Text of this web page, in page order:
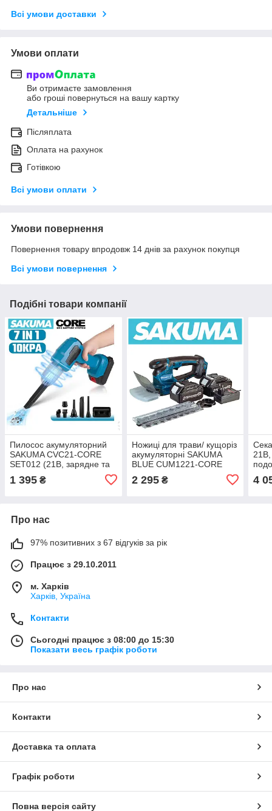
Всі умови доставки
Умови оплати
Ви отримаєте замовлення
або гроші повернуться на вашу картку
Детальніше
Післяплата
Оплата на рахунок
Готівкою
Всі умови оплати
Умови повернення
Повернення товару впродовж 14 днів за рахунок покупця
Всі умови повернення
Подібні товари компанії
Пилосос акумуляторний
SAKUMA CVC21-CORE
SET012 (21В, зарядне та
1 395 ₴
Ножиці для трави/ кущоріз
акумуляторні SAKUMA
BLUE CUM1221-CORE
SET02 (21В, зарядне та 2
бат. 4.0Аг)
2 295₴ 4
Про нас
97% позитивних з 67 відгуків за рік
Працює з 29.10.2011
м. Харків
Харків, Україна
Контакти
Сьогодні працює з 08:00 до 15:30
Показати весь графік роботи
Про нас
Контакти
Доставка та оплата
Графік роботи
Повна версія сайту